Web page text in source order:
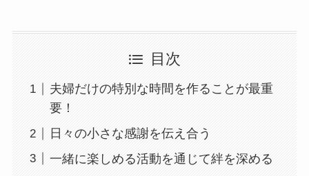
目次
夫婦だけの特別な時間を作ることが最重
要！
日々の小さな感謝を伝え合う
一緒に楽しめる活動を通じて絆を深める